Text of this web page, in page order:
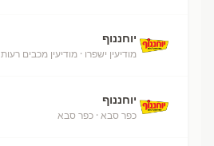
יוחננוף
מודיעין ישפרו · מודיעין מכבים רעות
יוחננוף
כפר סבא · כפר סבא